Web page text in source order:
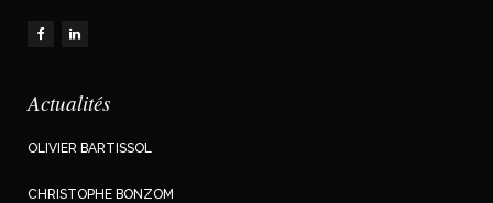
Actualités
OLIVIER BARTISSOL
CHRISTOPHE BONZOM